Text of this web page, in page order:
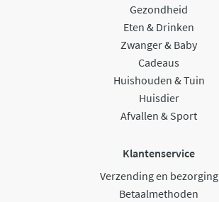
Gezondheid
Eten & Drinken
Zwanger & Baby
Cadeaus
Huishouden & Tuin
Huisdier
Afvallen & Sport
Klantenservice
Verzending en bezorging
Betaalmethoden